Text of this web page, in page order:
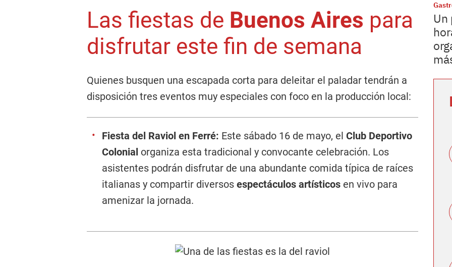
Las fiestas de Buenos Aires para
disfrutar este fin de semana
Quienes busquen una escapada corta para deleitar el paladar tendrán a
disposición tres eventos muy especiales con foco en la producción local:
Fiesta del Raviol en Ferré: Este sábado 16 de mayo, el Club Deportivo
Colonial organiza esta tradicional y convocante celebración. Los
asistentes podrán disfrutar de una abundante comida típica de raíces
italianas y compartir diversos espectáculos artísticos en vivo para
amenizar la jornada.
Un